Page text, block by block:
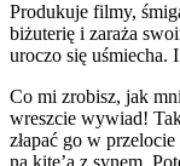
Produkuje filmy,
biżuterię i zaraża
uroczo się uśmiecha.
Co mi zrobisz, jak
wreszcie wywiad!
złapać go w
na kite’a z synem.